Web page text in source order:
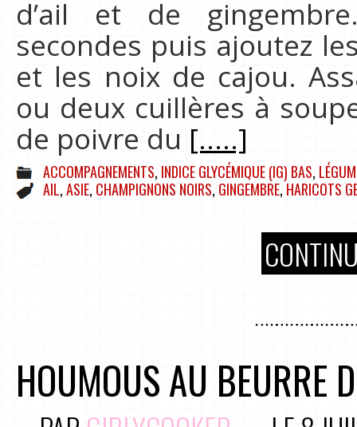
d’ail et de
secondes puis ajoutez
et les noix de cajou.
ou deux cuillères à
de poivre du [.....]
ACCOMPAGNEMENTS, INDICE GLYCÉMIQUE (IG) BAS,
AIL,ASIE, CHAMPIGNONS NOIRS, GINGEMBRE, HARICOTS
HOUMOUS AU BEURRE